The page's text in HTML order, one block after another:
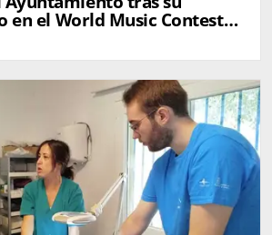
en el World Music Contest